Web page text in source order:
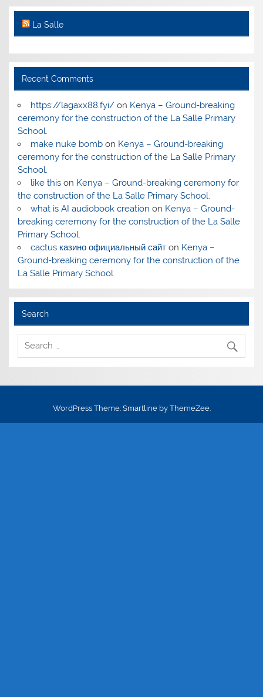
La Salle
Recent Comments
https://lagaxx88.fyi/on Kenya – Ground-breaking
ceremony for the construction of the La Salle Primary
School.
make nuke bombon Kenya – Ground-breaking
ceremony for the construction of the La Salle Primary
School.
like thison Kenya – Ground-breaking ceremony for
the construction of the La Salle Primary School.
what is AI audiobook creation on Kenya – Ground-
breaking ceremony for the construction of the La Salle
Primary School.
cactus казино официальный сайтon Kenya –
Ground-breaking ceremony for the construction of the
La Salle Primary School.
Search
WordPress Theme: Smartline by ThemeZee.